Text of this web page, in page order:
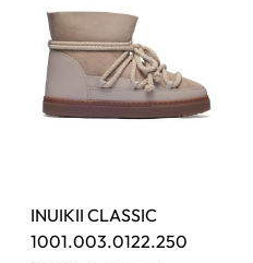
INUIKII CLASSIC
1001.003.0122.250